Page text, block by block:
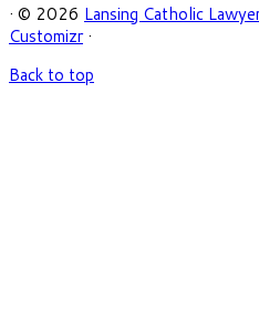
· © 2026 Lansing Catholic
Customizr·
Back to top